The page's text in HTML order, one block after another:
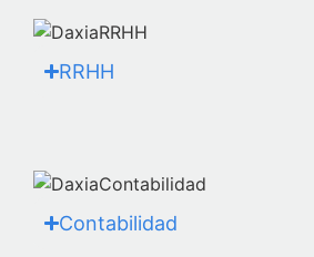
RRHH
Contabilidad